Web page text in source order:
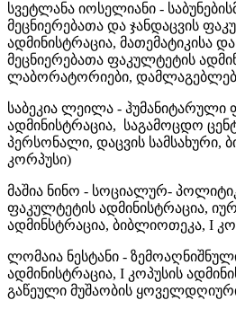
სვეტლანა იოსელიანი -
მეცნიერებათა და ჯანდაცვის
ადმინისტრაცია, მათემატიკისა
მეცნიერებათა ფაკულტეტის
ლაბორატორიები,
საბეკია ლეილა - ჰუმანიტარული
ადმინისტრაცია, საგამოცდო
პერსონალი, დაცვის სამსახური,
კორპუსი)
მაშია ნინო - სოციალურ-
ფაკულტეტის ადმინისტრაცია,
ადმინსტრაცია, ბიბლიოთეკა, I
ლომაია ნესტანი -
ადმინისტრაცია, I კოპუსის
გაწეული მუშაობის